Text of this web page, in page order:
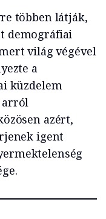
többen látják,
demográfiai
világ végével
a
küzdelem
arról
azért,
igent